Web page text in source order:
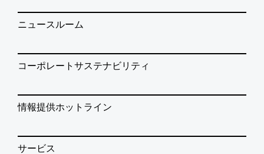
ニュースルーム
コーポレートサステナビリティ
情報提供ホットライン
サービス